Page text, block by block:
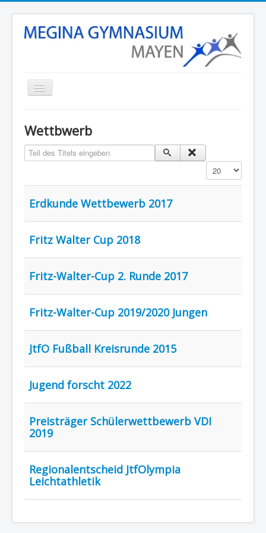
Unsere Schule
Schulleben
Termine
Fächer
Kontakt
Wettbwerb
Teil des Titels eingeben
Anzeige #
Erdkunde Wettbewerb 2017
Fritz Walter Cup 2018
Fritz-Walter-Cup 2. Runde 2017
Fritz-Walter-Cup 2019/2020 Jungen
JtfO Fußball Kreisrunde 2015
Jugend forscht 2022
Preisträger Schülerwettbewerb VDI
2019
Regionalentscheid JtfOlympia
Leichtathletik